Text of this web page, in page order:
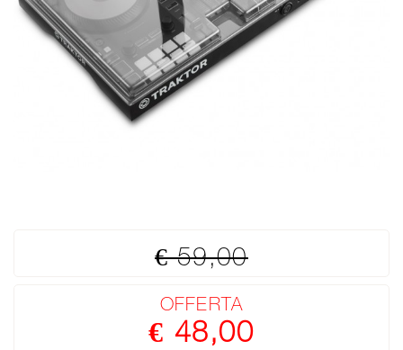
€ 59,00
OFFERTA
€ 48,00